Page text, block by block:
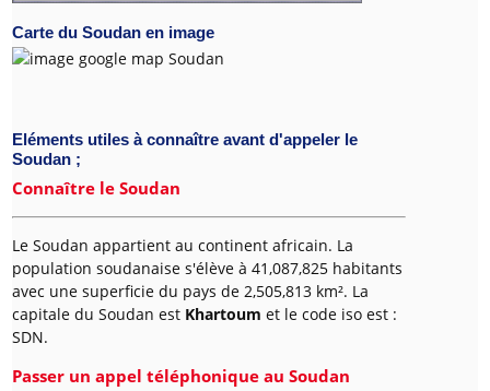
Carte du Soudan en image
Eléments utiles à connaître avant d'appeler le
Soudan ;
Connaître le Soudan
Le Soudan appartient au continent africain. La
population soudanaise s'élève à 41,087,825 habitants
avec une superficie du pays de 2,505,813 km². La
capitale du Soudan est Khartoum et le code iso est :
SDN.
Passer un appel téléphonique au Soudan